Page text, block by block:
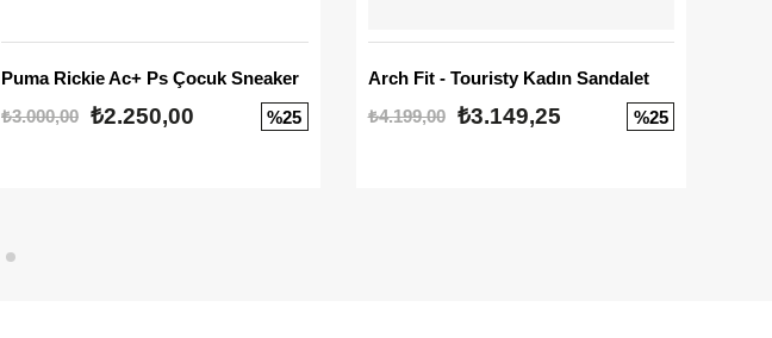
Puma Rickie Ac+ Ps Çocuk Sneaker
₺3.000,00 ₺2.250,00 %25
Arch Fit - Touristy Kadın Sandalet
₺4.199,00
₺3.149,25 %25